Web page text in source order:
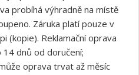
probíhá výhradně na místě
Záruka platí pouze v
(kopie). Reklamační oprava
dnů od doručení;
oprava trvat až měsíc